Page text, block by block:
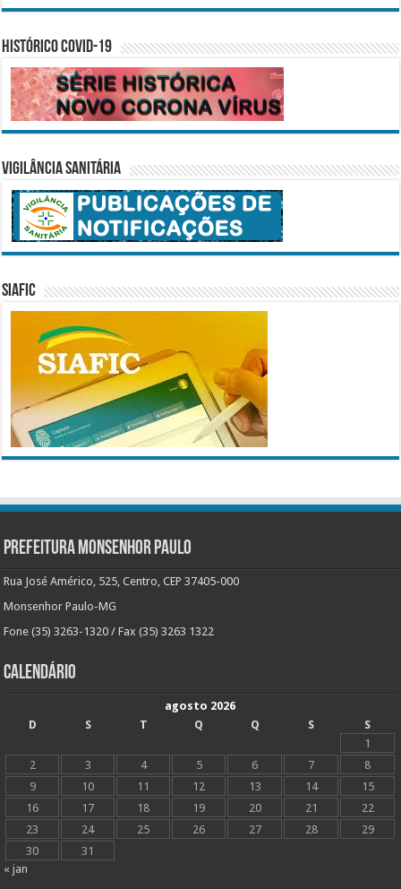
Histórico COVID-19
Vigilância Sanitária
SIAFIC
Prefeitura Monsenhor Paulo
Rua José Américo, 525, Centro, CEP 37405-000
Monsenhor Paulo-MG
Fone (35) 3263-1320 / Fax (35) 3263 1322
Calendário
agosto 2026
D
S T Q Q S
S
1
2
3 4 5 6 7
8
9
10 11 12 13 14
15
16
17 18 19 20 21
22
23
24 25 26 27 28
29
30
31
« jan